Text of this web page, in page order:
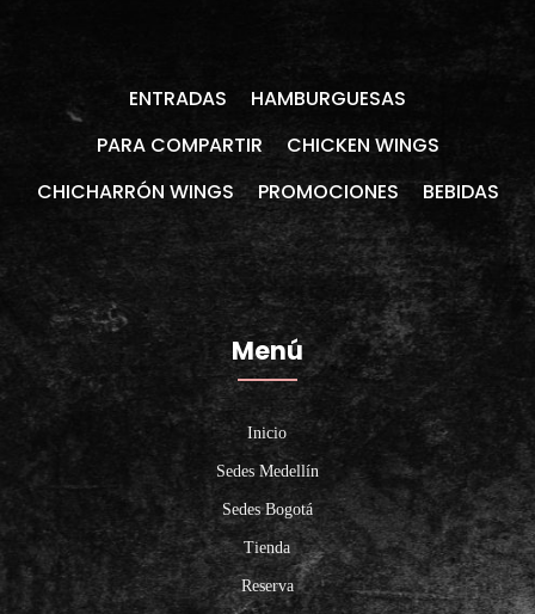
ENTRADAS
HAMBURGUESAS
PARA COMPARTIR
CHICKEN WINGS
CHICHARRÓN WINGS
PROMOCIONES BEBIDAS
Menú
Inicio
Sedes Medellín
Sedes Bogotá
Tienda
Reserva